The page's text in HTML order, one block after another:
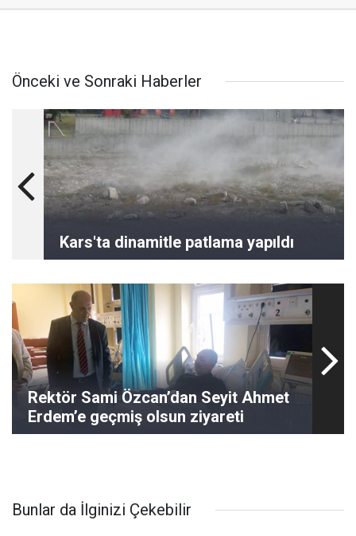
Önceki ve Sonraki Haberler
Kars'ta dinamitle patlama yapıldı
Rektör Sami Özcan’dan Seyit Ahmet
Erdem’e geçmiş olsun ziyareti
Bunlar da İlginizi Çekebilir